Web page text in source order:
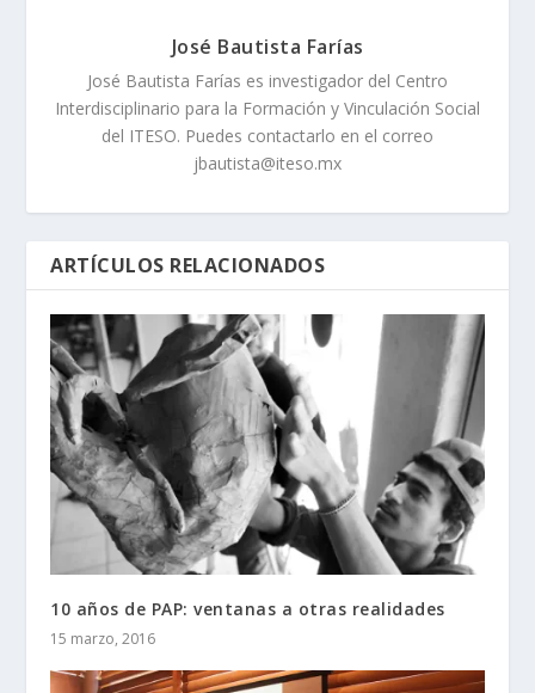
José Bautista Farías
José Bautista Farías es investigador del Centro
Interdisciplinario para la Formación y Vinculación Social
del ITESO. Puedes contactarlo en el correo
jbautista@iteso.mx
ARTÍCULOS RELACIONADOS
10 años de PAP: ventanas a otras realidades
15 marzo, 2016